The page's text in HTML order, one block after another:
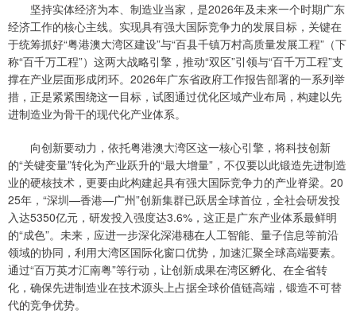
坚持实体经济为本、制造业当家，是2026年及未来一个时期广东
经济工作的核心主线。实现具有强大国际竞争力的发展目标，关键在
于统筹抓好“粤港澳大湾区建设”与“百县千镇万村高质量发展工程”（下
称“百千万工程”）这两大战略引擎，推动“双区”引领与“百千万工程”支
撑在产业层面形成闭环。2026年广东省政府工作报告部署的一系列举
措，正是紧紧围绕这一目标，试图通过优化区域产业布局，构建以先
进制造业为骨干的现代化产业体系。
向创新要动力，依托粤港澳大湾区这一核心引擎，将科技创新
的“关键变量”转化为产业跃升的“最大增量”，不仅要以此锻造先进制造
业的硬核技术，更要由此构建起具有强大国际竞争力的产业脊梁。20
25年，“深圳—香港—广州”创新集群已跃居全球首位，全社会研发投
入达5350亿元，研发投入强度达3.6%，这正是广东产业体系最鲜明
的“成色”。未来，应进一步深化深港穗在人工智能、量子信息等前沿
领域的协同，利用大湾区国际化窗口优势，加速汇聚全球高端要素。
通过“百万英才汇南粤”等行动，让创新成果在湾区孵化、在全省转
化，确保先进制造业在技术源头上占据全球价值链高端，锻造不可替
代的竞争优势。